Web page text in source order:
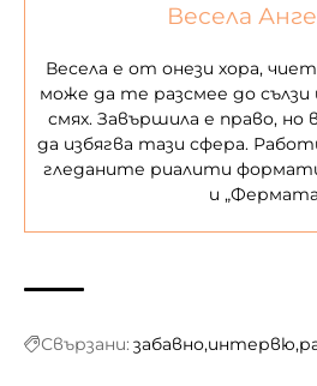
Весела
Весела е от онези хора,
може да те разсмее до сълзи
смях. Завършила е право, но
да избягва тази сфера.
гледаните риалити
и
Свързани: забавно интервю